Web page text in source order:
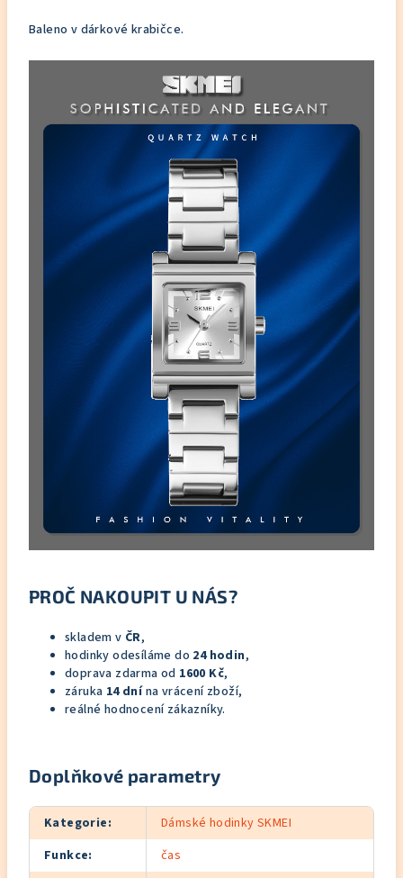
Baleno v dárkové krabičce.
PROČ NAKOUPIT U NÁS?
skladem v ČR,
hodinky odesíláme do 24 hodin,
doprava zdarma od 1600 Kč,
záruka 14 dnína vrácení zboží,
reálné hodnocení zákazníky.
Doplňkové parametry
Kategorie:
Dámské hodinky SKMEI
Funkce:
čas